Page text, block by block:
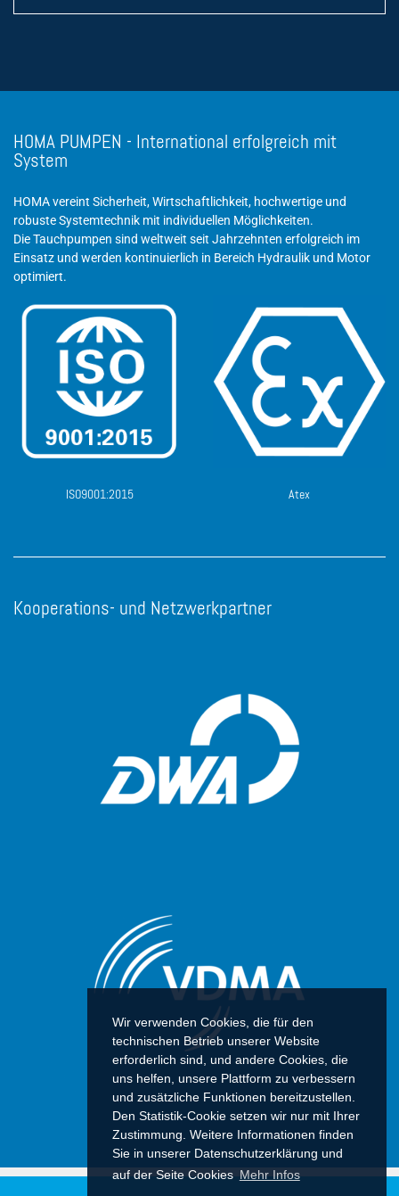
Wir verwenden Cookies, die für den
technischen Betrieb unserer Website
erforderlich sind, und andere Cookies, die
uns helfen, unsere Plattform zu verbessern
und zusätzliche Funktionen bereitzustellen.
Den Statistik-Cookie setzen wir nur mit Ihrer
Zustimmung. Weitere Informationen finden
Sie in unserer Datenschutzerklärung und
auf der Seite Cookies Mehr Infos
HOMA PUMPEN - International erfolgreich mit
System
HOMA vereint Sicherheit, Wirtschaftlichkeit, hochwertige und
robuste Systemtechnik mit individuellen Möglichkeiten.
Die Tauchpumpen sind weltweit seit Jahrzehnten erfolgreich im
Einsatz und werden kontinuierlich in Bereich Hydraulik und Motor
optimiert.
ISO9001:2015 Atex
Kooperations- und Netzwerkpartner